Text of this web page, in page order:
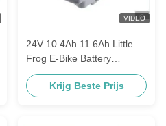
VIDEO
24V 10.4Ah 11.6Ah Little
Frog E-Bike Battery
Lithiumbatterij 7S4P 28PCS
18650 CellKrijg Beste Prijs